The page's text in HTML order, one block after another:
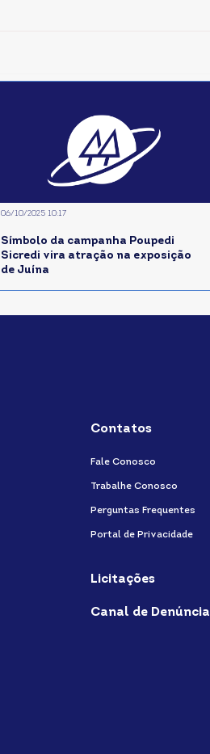
Símbolo da campanha Poupedi
Sicredi vira atração na exposição
de Juína
06/10/2025 10:17
Contatos
Fale Conosco
Trabalhe Conosco
Perguntas Frequentes
Portal de Privacidade
Licitações
Canal de Denúncia